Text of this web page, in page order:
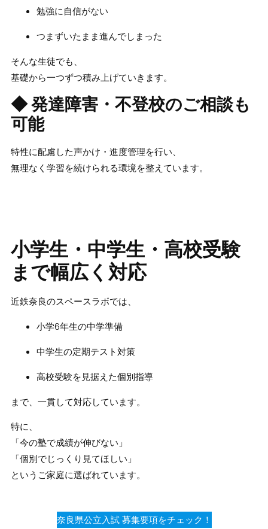
勉強に自信がない
つまずいたまま進んでしまった
そんな生徒でも、
基礎から一つずつ積み上げていきます。
◆ 発達障害・不登校のご相談も
可能
特性に配慮した声かけ・進度管理を行い、
無理なく学習を続けられる環境を整えています。
小学生・中学生・高校受験
まで幅広く対応
近鉄奈良のスペースラボでは、
小学6年生の中学準備
中学生の定期テスト対策
高校受験を見据えた個別指導
まで、一貫して対応しています。
特に、
「今の塾で成績が伸びない」
「個別でじっくり見てほしい」
というご家庭に選ばれています。
奈良県公立入試 募集要項をチェック！